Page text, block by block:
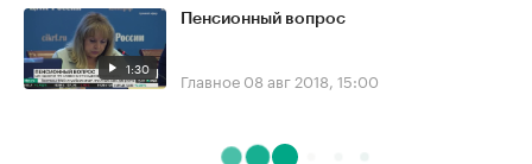
1:30
Пенсионный вопрос
Главное 08 авг 2018, 15:00